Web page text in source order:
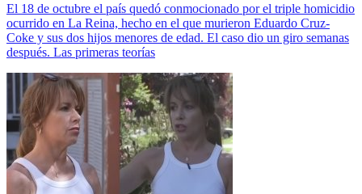
El 18 de octubre el país quedó conmocionado por el triple homicidio
ocurrido en La Reina, hecho en el que murieron Eduardo Cruz-
Coke y sus dos hijos menores de edad. El caso dio un giro semanas
después. Las primeras teorías